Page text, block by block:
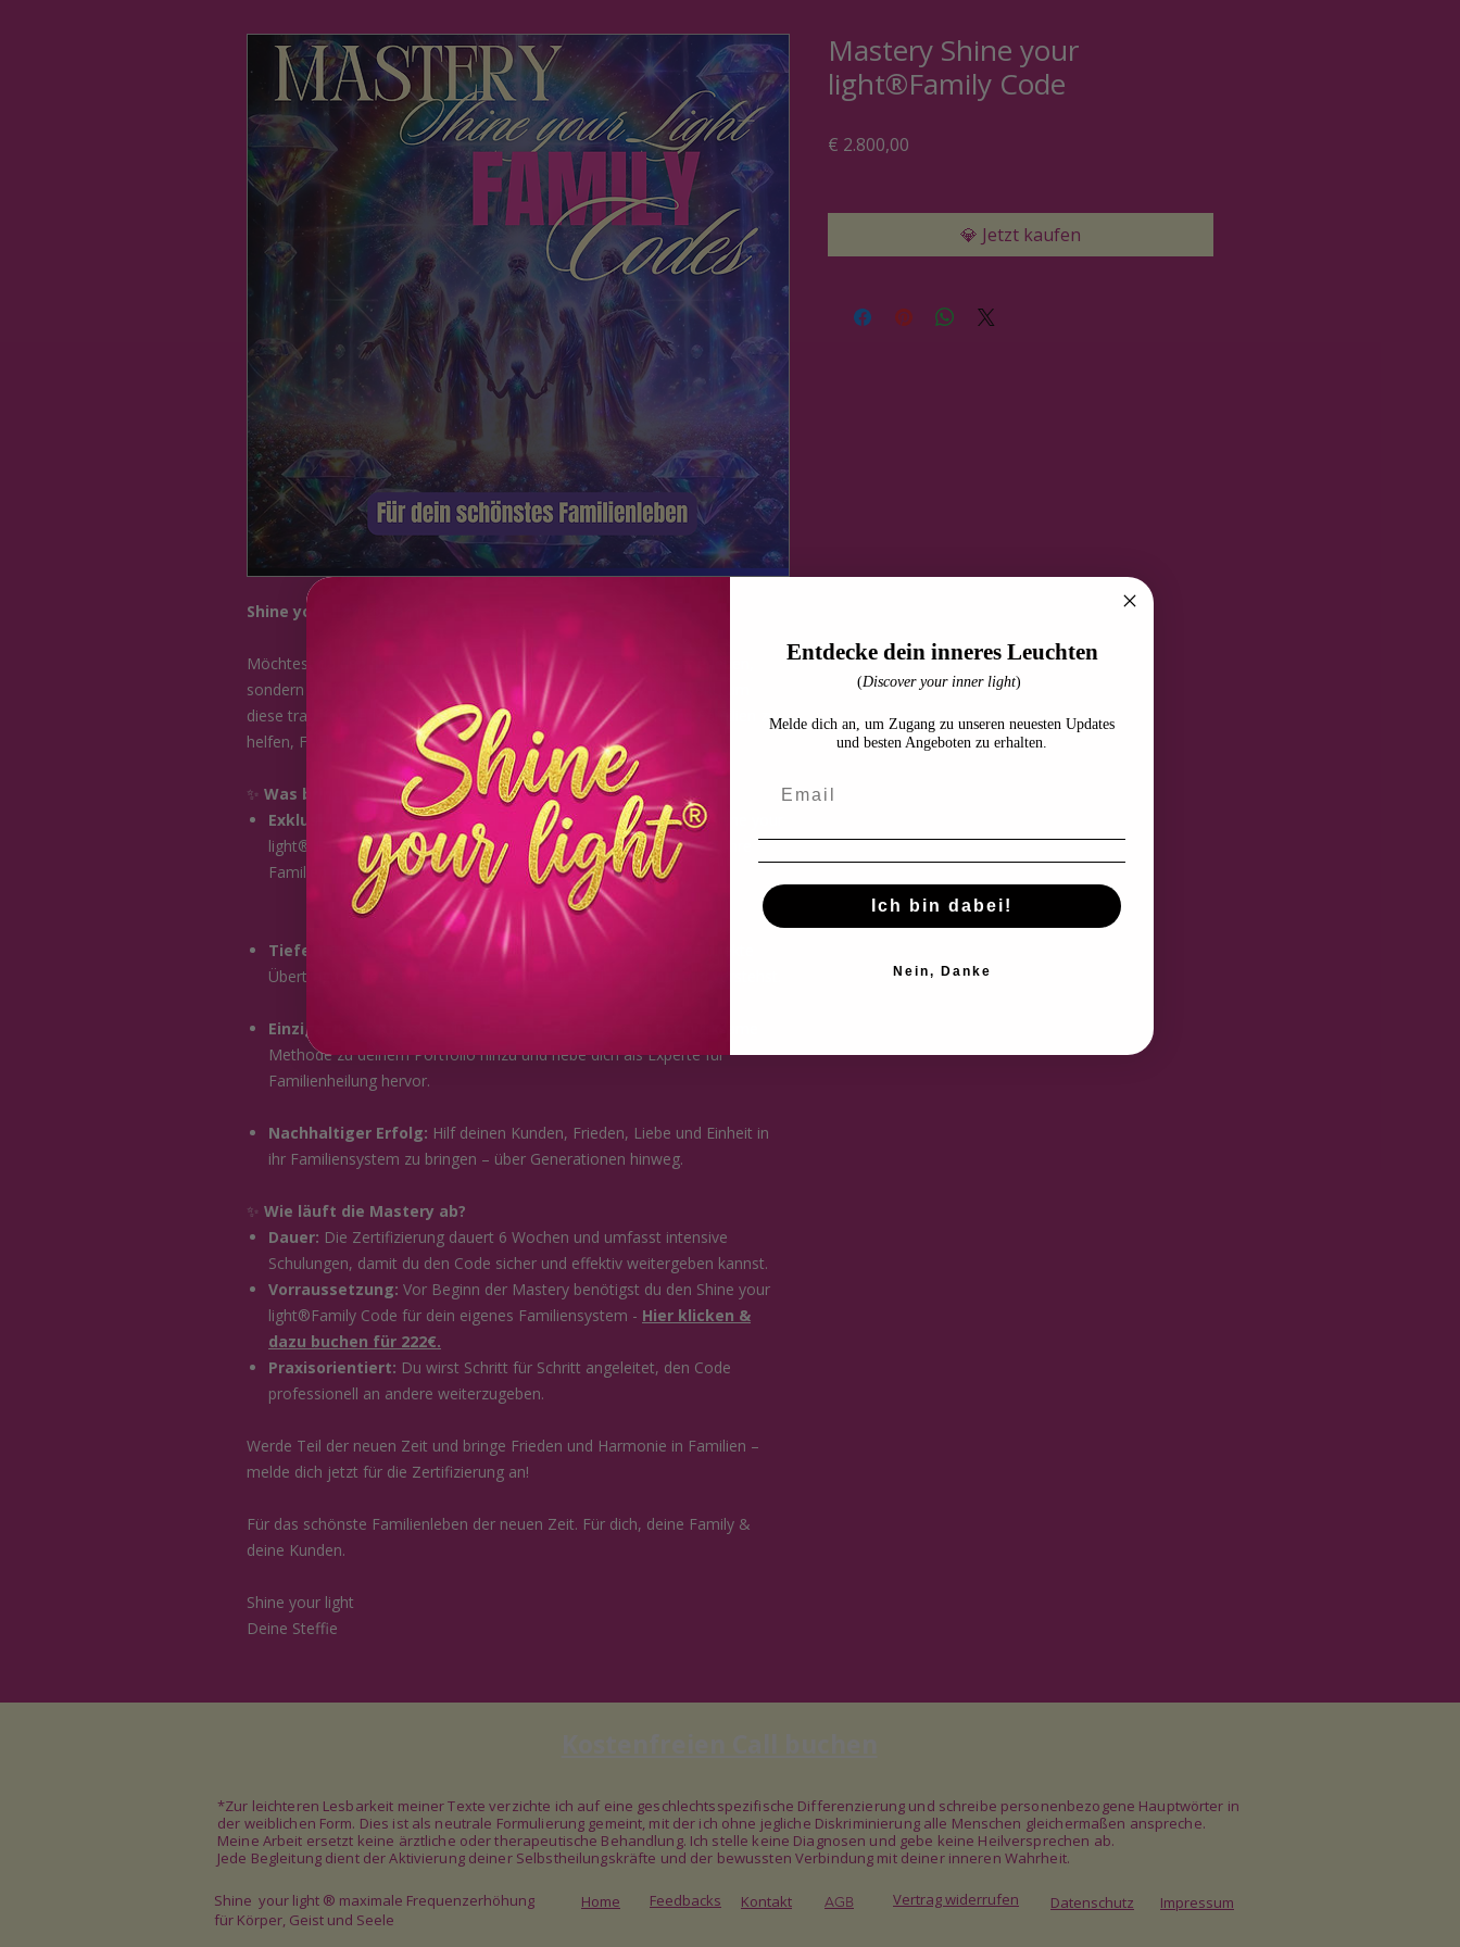
Shine your light® Family Code – Mastery
Möchtest du den Shine your light® Family Code nicht nur selbst erleben,
sondern auch in deine Arbeit integrieren? Werde Mastery Absolvent, um
diese transformative Methode professionell weiterzugeben und Familien zu
helfen, Frieden und Harmonie zu finden.
✨ Was bringt dir die Mastery?
Exklusives Wissen:Du lernst alles, was du brauchst, um den Shine your
light® Family Code weiterzugeben und deinen Kunden zu helfen, ihre
Familien nachhaltig zu transformieren.
Tiefe Transformation:
Vor der Zertifizierung erhältst du die direkte
Übertragung des Family Codes, damit du ihn selbst erlebst und verstehst.
Einzigartiges Angebot für deine Arbeit:
Methode zu deinem Portfolio hinzu und hebe dich als Experte für
Familienheilung hervor.
Nachhaltiger Erfolg: Hilf deinen Kunden, Frieden, Liebe und Einheit in
ihr Familiensystem zu bringen – über Generationen hinweg.
✨ Wie läuft die Mastery ab?
Dauer: Die Zertifizierung dauert 6 Wochen und umfasst intensive
Schulungen, damit du den Code sicher und effektiv weitergeben kannst.
Vorraussetzung: Vor Beginn der Mastery benötigst du den Shine your
light®Family Code für dein eigenes Familiensystem - Hier klicken &
dazu buchen für 222€.
Praxisorientiert: Du wirst Schritt für Schritt angeleitet, den Code
professionell an andere weiterzugeben.
Werde Teil der neuen Zeit und bringe Frieden und Harmonie in Familien –
melde dich jetzt für die Zertifizierung an!
Für das schönste Familienleben der neuen Zeit. Für dich, deine Family &
deine Kunden.
Shine your light
Deine Steffie
Mastery Shine your
light®Family Code
€ 2.800,00
💎 Jetzt kaufen
*Zur leichteren Lesbarkeit meiner Texte verzichte ich auf eine geschlechtsspezifische Differenzierung und schreibe personenbezogene Hauptwörter in
der weiblichen Form. Dies ist als neutrale Formulierung gemeint, mit der ich ohne jegliche Diskriminierung alle Menschen gleichermaßen anspreche.
Meine Arbeit ersetzt keine ärztliche oder therapeutische Behandlung. Ich stelle keine Diagnosen und gebe keine Heilversprechen ab.
Jede Begleitung dient der Aktivierung deiner Selbstheilungskräfte und der bewussten Verbindung mit deiner inneren Wahrheit.
Shine your light ® maximale Frequenzerhöhung
für Körper, Geist und Seele
Home Feedbacks Kontakt AGB Vertrag widerrufen Datenschutz Impressum
Entdecke dein inneres Leuchten
(Discover your inner light)
Melde dich an, um Zugang zu unseren neuesten Updates
und besten Angeboten zu erhalten.
Ich bin dabei!
Nein, Danke